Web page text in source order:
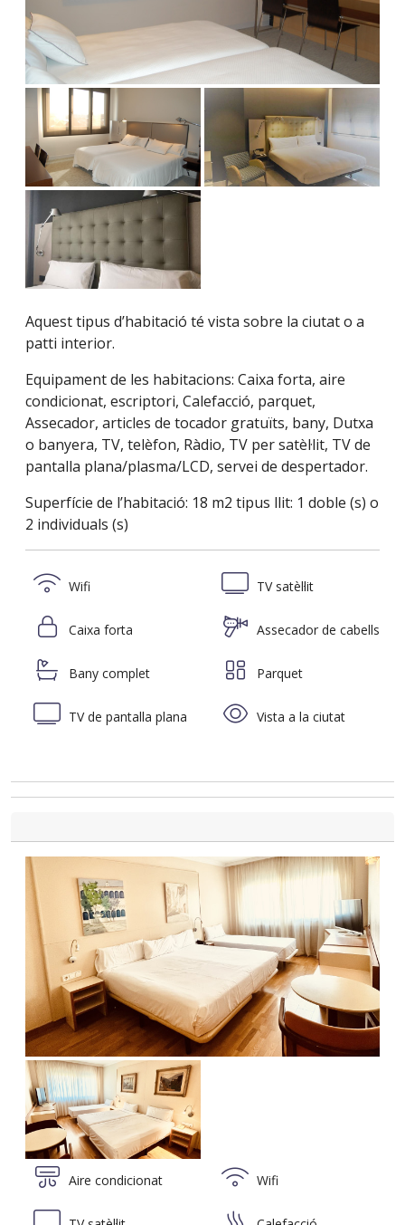
Aquest tipus d’habitació té vista sobre la ciutat o a
patti interior.
Equipament de les habitacions: Caixa forta, aire
condicionat, escriptori, Calefacció, parquet,
Assecador, articles de tocador gratuïts, bany, Dutxa
o banyera, TV, telèfon, Ràdio, TV per satèl·lit, TV de
pantalla plana/plasma/LCD, servei de despertador.
Superfície de l’habitació: 18 m2 tipus llit: 1 doble (s) o
2 individuals (s)
Wifi TV satèl·lit
Caixa forta Assecador de cabells
Bany complet Parquet
TV de pantalla plana Vista a la ciutat
Aire condicionat Wifi